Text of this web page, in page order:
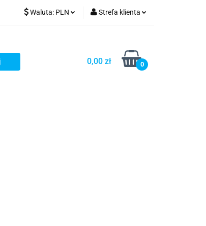
Waluta: PLN Strefa klienta
Zarejestruj się
Dodaj zgłoszenie
0,00 zł 0